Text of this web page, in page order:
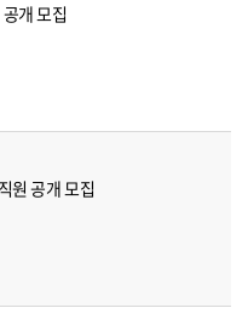
개 모집
원 공개 모집